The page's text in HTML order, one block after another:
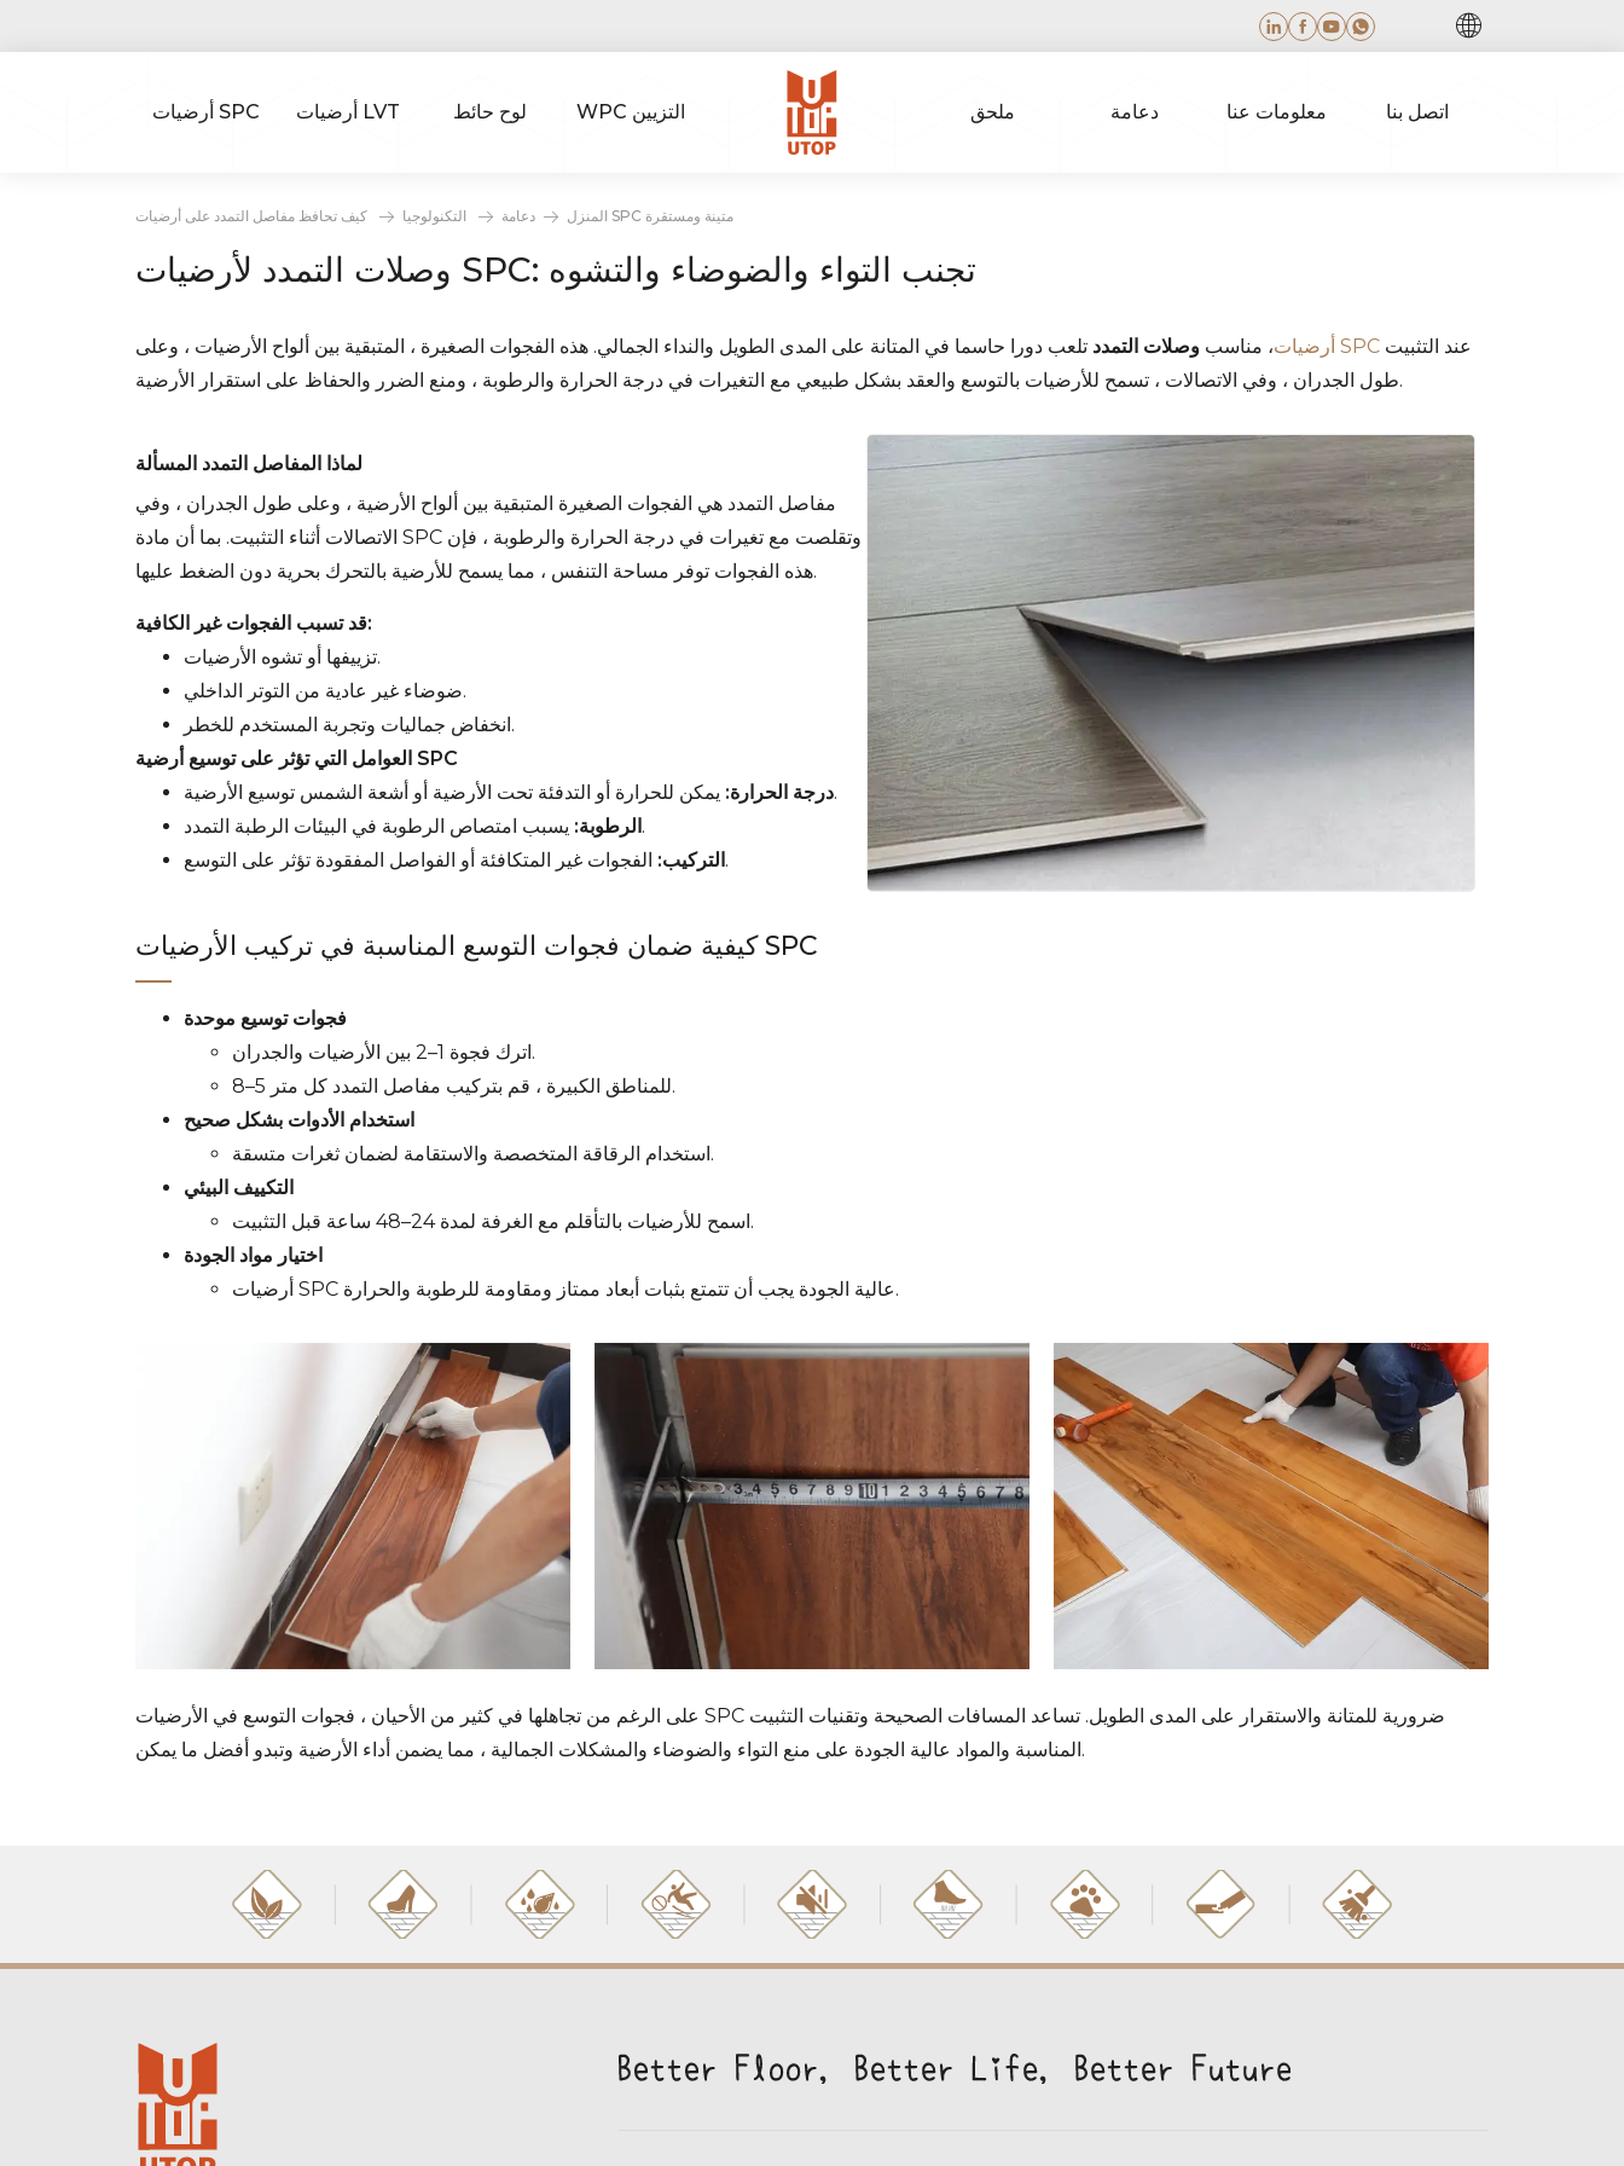
أرضيات SPC أرضيات LVT لوح حائط WPC التزيين ملحق دعامة معلومات عنا اتصل بنا
المنزل دعامة التكنولوجيا كيف تحافظ مفاصل التمدد على أرضيات SPC متينة ومستقرة
وصلات التمدد لأرضيات SPC: تجنب التواء والضوضاء والتشوه
عند التثبيت أرضيات SPC ، مناسب وصلات التمدد تلعب دورا حاسما في المتانة على المدى الطويل والنداء الجمالي. هذه الفجوات الصغيرة ، المتبقية بين ألواح الأرضيات ، وعلى
طول الجدران ، وفي الاتصالات ، تسمح للأرضيات بالتوسع والعقد بشكل طبيعي مع التغيرات في درجة الحرارة والرطوبة ، ومنع الضرر والحفاظ على استقرار الأرضية.
لماذا المفاصل التمدد المسألة
مفاصل التمدد هي الفجوات الصغيرة المتبقية بين ألواح الأرضية ، وعلى طول الجدران ، وفي
الاتصالات أثناء التثبيت. بما أن مادة SPC وتقلصت مع تغيرات في درجة الحرارة والرطوبة ، فإن
هذه الفجوات توفر مساحة التنفس ، مما يسمح للأرضية بالتحرك بحرية دون الضغط عليها.
قد تسبب الفجوات غير الكافية:
تزييفها أو تشوه الأرضيات.
ضوضاء غير عادية من التوتر الداخلي.
انخفاض جماليات وتجربة المستخدم للخطر.
العوامل التي تؤثر على توسيع أرضية SPC
درجة الحرارة:يمكن للحرارة أو التدفئة تحت الأرضية أو أشعة الشمس توسيع الأرضية.
الرطوبة: يسبب امتصاص الرطوبة في البيئات الرطبة التمدد.
التركيب: الفجوات غير المتكافئة أو الفواصل المفقودة تؤثر على التوسع.
كيفية ضمان فجوات التوسع المناسبة في تركيب الأرضيات SPC
فجوات توسيع موحدة
اترك فجوة 1–2 بين الأرضيات والجدران.
للمناطق الكبيرة ، قم بتركيب مفاصل التمدد كل متر 5–8.
استخدام الأدوات بشكل صحيح
استخدام الرقاقة المتخصصة والاستقامة لضمان ثغرات متسقة.
التكييف البيئي
اسمح للأرضيات بالتأقلم مع الغرفة لمدة 24–48 ساعة قبل التثبيت.
اختيار مواد الجودة
أرضيات SPC عالية الجودة يجب أن تتمتع بثبات أبعاد ممتاز ومقاومة للرطوبة والحرارة.
على الرغم من تجاهلها في كثير من الأحيان ، فجوات التوسع في الأرضيات SPC ضرورية للمتانة والاستقرار على المدى الطويل. تساعد المسافات الصحيحة وتقنيات التثبيت
المناسبة والمواد عالية الجودة على منع التواء والضوضاء والمشكلات الجمالية ، مما يضمن أداء الأرضية وتبدو أفضل ما يمكن.